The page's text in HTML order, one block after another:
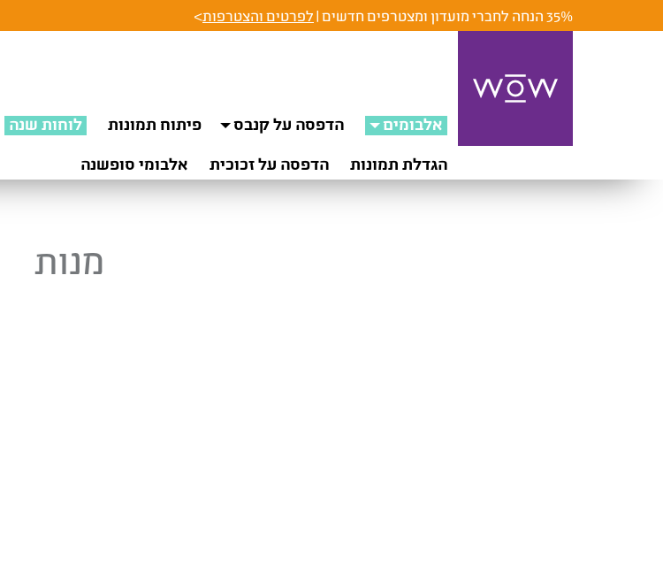
35% הנחה לחברי מועדון ומצטרפים חדשים | לפרטים והצטרפות>
אלבומים הדפסה על קנבס פיתוח תמונות לוחות שנה
הגדלת תמונות
הדפסה על זכוכית אלבומי סופשנה
מנות